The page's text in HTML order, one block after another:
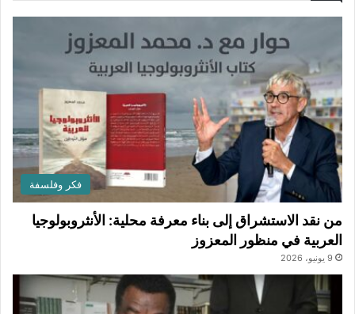
فكر وفلسفة
من نقد الاستشراق إلى بناء معرفة محلية: الأنثروبولوجيا
العربية في منظور المعزوز
9 يونيو، 2026